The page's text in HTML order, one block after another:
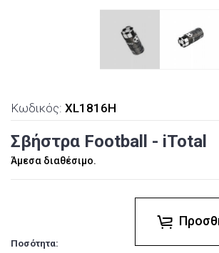
Κωδικός: XL1816H
Σβήστρα Football - iTotal
Άμεσα διαθέσιμο.
Ποσότητα: